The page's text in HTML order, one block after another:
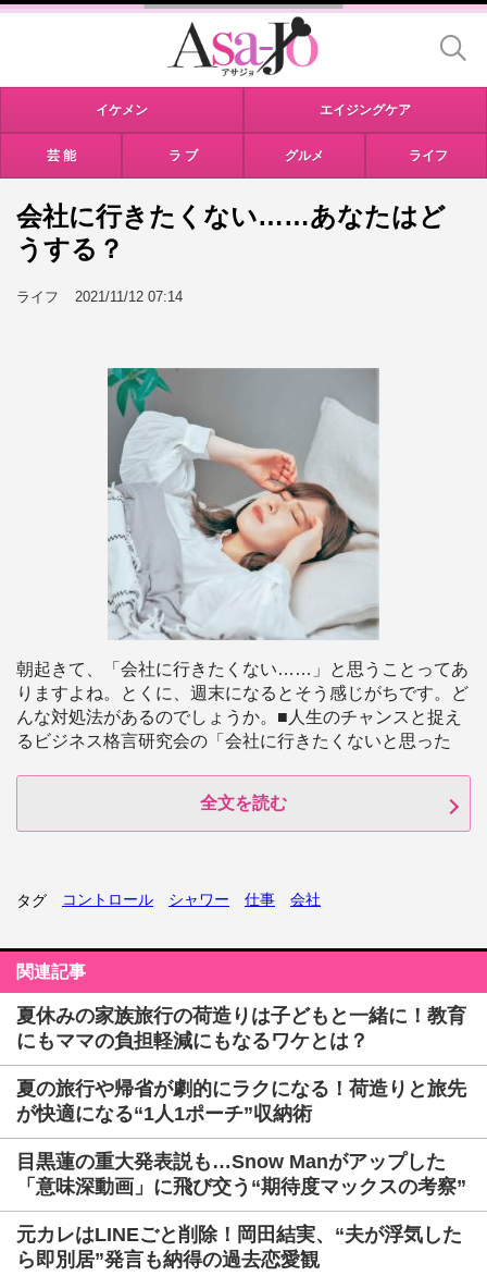
イケメン エイジングケア
芸 能 ラ ブ グルメ ライフ
会社に行きたくない……あなたはど
うする？
ライフ 2021/11/12 07:14
朝起きて、「会社に行きたくない……」と思うことってあ
りますよね。とくに、週末になるとそう感じがちです。ど
んな対処法があるのでしょうか。■人生のチャンスと捉え
るビジネス格言研究会の「会社に行きたくないと思った
全文を読む
タグ コントロール シャワー 仕事 会社
関連記事
夏休みの家族旅行の荷造りは子どもと一緒に！教育
にもママの負担軽減にもなるワケとは？
夏の旅行や帰省が劇的にラクになる！荷造りと旅先
が快適になる“1人1ポーチ”収納術
目黒蓮の重大発表説も…Snow Manがアップした
「意味深動画」に飛び交う“期待度マックスの考察”
元カレはLINEごと削除！岡田結実、“夫が浮気した
ら即別居”発言も納得の過去恋愛観